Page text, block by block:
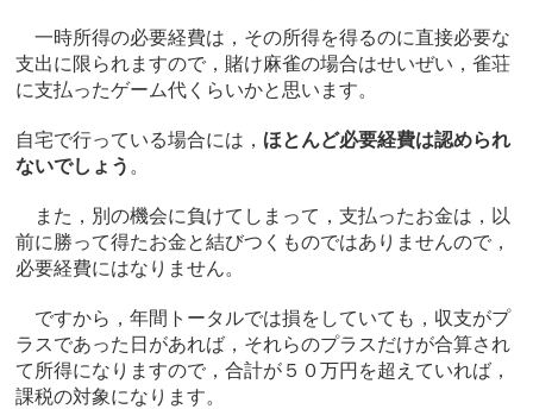
一時所得の必要経費は，その所得を得るのに直接必要な
支出に限られますので，賭け麻雀の場合はせいぜい，雀荘
に支払ったゲーム代くらいかと思います。
自宅で行っている場合には， ほとんど必要経費は認められ
ないでしょう 。
また，別の機会に負けてしまって，支払ったお金は，以
前に勝って得たお金と結びつくものではありませんので，
必要経費にはなりません。
ですから，年間トータルでは損をしていても，収支がプ
ラスであった日があれば，それらのプラスだけが合算され
て所得になりますので，合計が５０万円を超えていれば，
課税の対象になります。